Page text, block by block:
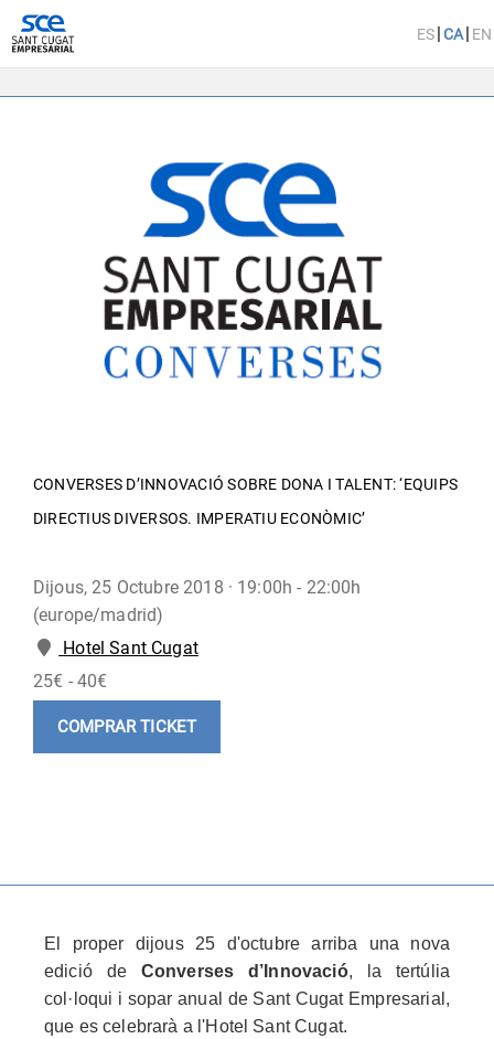
|
|
CONVERSES D’INNOVACIÓ SOBRE DONA I TALENT: ‘EQUIPS
DIRECTIUS DIVERSOS. IMPERATIU ECONÒMIC’
Dijous, 25 Octubre 2018 · 19:00h - 22:00h
(europe/madrid)
Hotel Sant Cugat
25€ - 40€
COMPRAR TICKET
El proper dijous 25 d'octubre arriba una nova
edició de Converses d’Innovació, la tertúlia
col·loqui i sopar anual de Sant Cugat Empresarial,
que es celebrarà a l'Hotel Sant Cugat.